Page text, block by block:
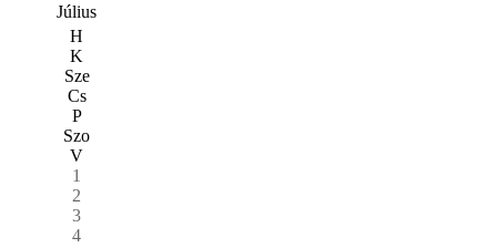
Július
H
K
Sze
Cs
P
Szo
V
1
2
3
4